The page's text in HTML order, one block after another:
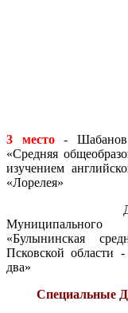
3 место- Шабанов
«Средняя
изучением
«Лорелея»
Давыденков
Муниципального
«Булынинская
Псковской области
два»
Специальные